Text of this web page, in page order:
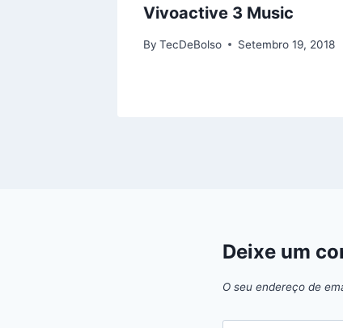
Vivoactive 3 Music
By TecDeBolso Setembro 19, 2018
Deixe um
O seu endereço de